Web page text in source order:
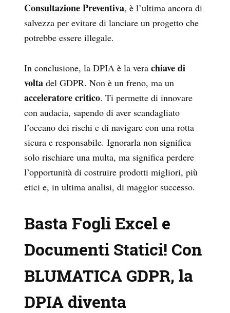
Consultazione Preventiva, è l’ultima ancora di
salvezza per evitare di lanciare un progetto che
potrebbe essere illegale.
In conclusione, la DPIA è la vera chiave di
volta del GDPR. Non è un freno, ma un
acceleratore critico. Ti permette di innovare
con audacia, sapendo di aver scandagliato
l’oceano dei rischi e di navigare con una rotta
sicura e responsabile. Ignorarla non significa
solo rischiare una multa, ma significa perdere
l’opportunità di costruire prodotti migliori, più
etici e, in ultima analisi, di maggior successo.
Basta Fogli Excel e
Documenti Statici! Con
BLUMATICA GDPR, la
DPIA diventa